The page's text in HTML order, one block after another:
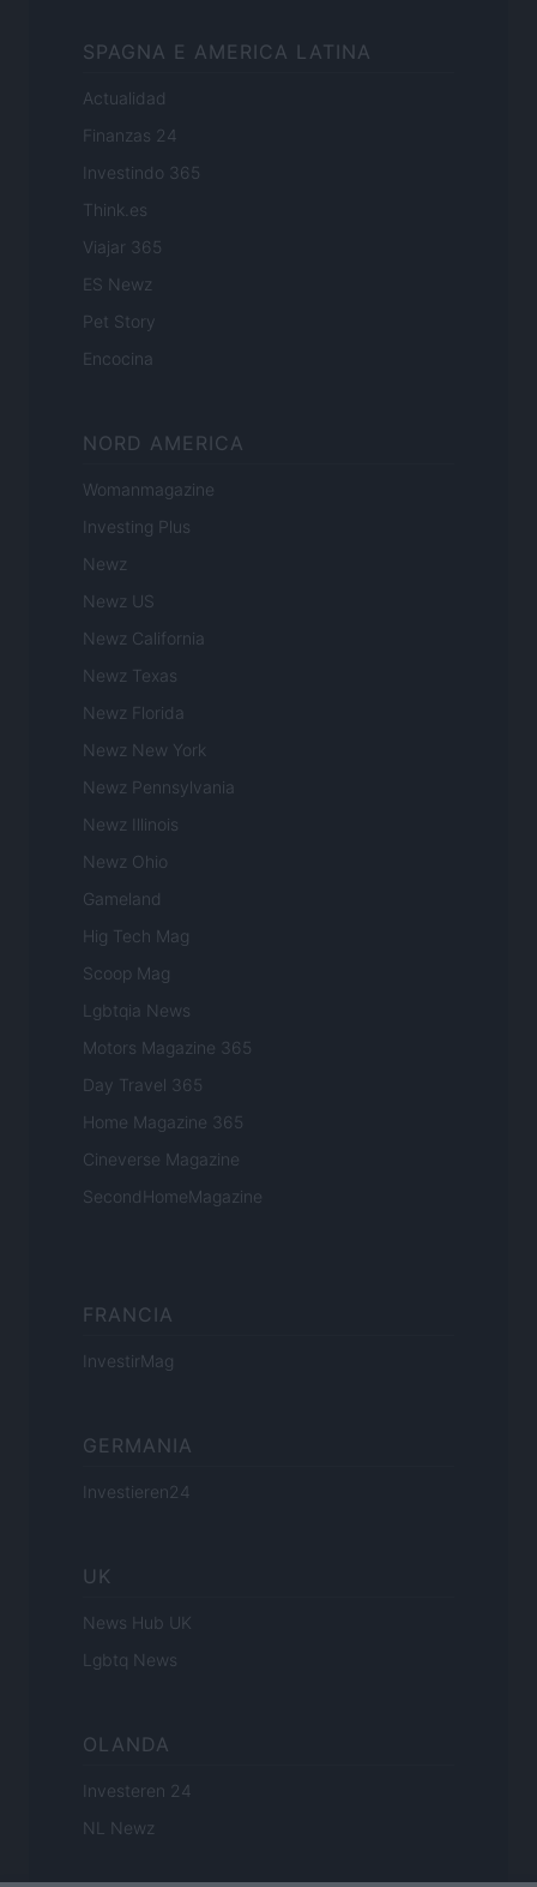
SPAGNA E AMERICA LATINA
Actualidad
Finanzas 24
Investindo 365
Think.es
Viajar 365
ES Newz
Pet Story
Encocina
NORD AMERICA
Womanmagazine
Investing Plus
Newz
Newz US
Newz California
Newz Texas
Newz Florida
Newz New York
Newz Pennsylvania
Newz Illinois
Newz Ohio
Gameland
Hig Tech Mag
Scoop Mag
Lgbtqia News
Motors Magazine 365
Day Travel 365
Home Magazine 365
Cineverse Magazine
SecondHomeMagazine
FRANCIA
InvestirMag
GERMANIA
Investieren24
UK
News Hub UK
Lgbtq News
OLANDA
Investeren 24
NL Newz